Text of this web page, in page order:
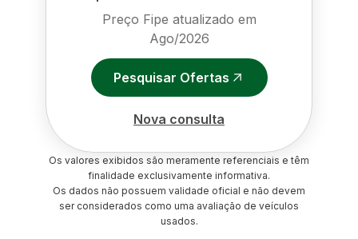
Preço Fipe atualizado em
Ago/2026
Pesquisar Ofertas
Nova consulta
Os valores exibidos são meramente referenciais e têm
finalidade exclusivamente informativa.
Os dados não possuem validade oficial e não devem
ser considerados como uma avaliação de veículos
usados.